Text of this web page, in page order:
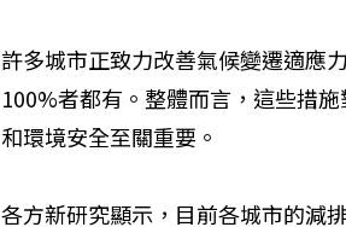
許多城市正致力改善氣候變遷適應
100%者都有。整體而言，這些措
和環境安全至關重要。
各方新研究顯示，目前各城市的減